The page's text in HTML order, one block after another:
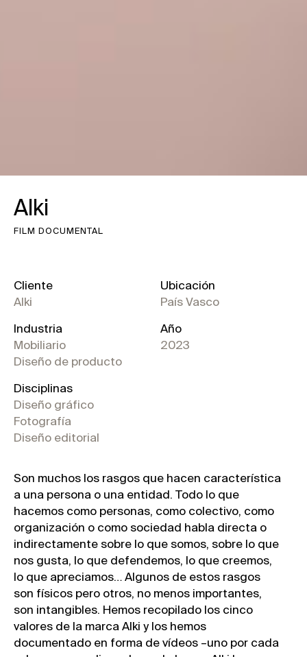
Alki
FILM DOCUMENTAL
Cliente
Alki
Industria
Mobiliario
Diseño de producto
Disciplinas
Diseño gráfico
Fotografía
Diseño editorial
Ubicación
País Vasco
Año
2023
Son muchos los rasgos que hacen característica
a una persona o una entidad. Todo lo que
hacemos como personas, como colectivo, como
organización o como sociedad habla directa o
indirectamente sobre lo que somos, sobre lo que
nos gusta, lo que defendemos, lo que creemos,
lo que apreciamos… Algunos de estos rasgos
son físicos pero otros, no menos importantes,
son intangibles. Hemos recopilado los cinco
valores de la marca Alki y los hemos
documentado en forma de vídeos –uno por cada